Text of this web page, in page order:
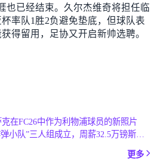
也已经结束。久尔杰维奇将担任临
率队1胜2负避免垫底，但球队表
得留用，足协又开启新帅选聘。
在FC26中作为利物浦球员的新照片
邮报：切尔西新“炸弹小队”三人组成立，周薪32.5万镑斯特林为首
更多